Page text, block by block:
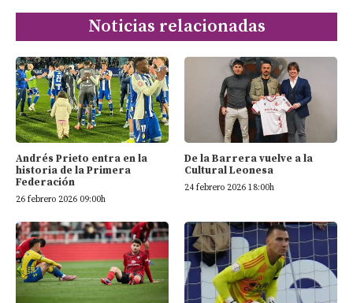
Noticias relacionadas
Andrés Prieto entra en la
historia de la Primera
Federación
26 febrero 2026 09:00h
De la Barrera vuelve a la
Cultural Leonesa
24 febrero 2026 18:00h